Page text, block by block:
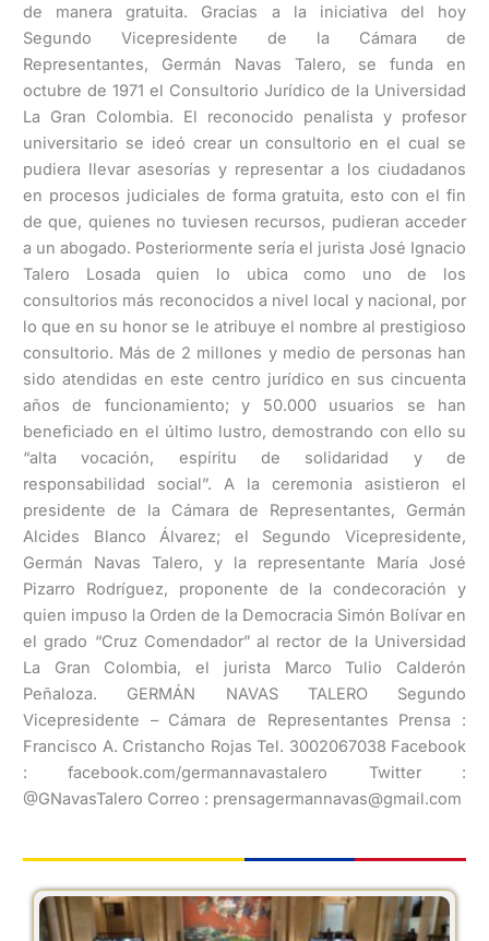
de manera gratuita. Gracias a la iniciativa del hoy
Segundo Vicepresidente de la Cámara de
Representantes, Germán Navas Talero, se funda en
octubre de 1971 el Consultorio Jurídico de la Universidad
La Gran Colombia. El reconocido penalista y profesor
universitario se ideó crear un consultorio en el cual se
pudiera llevar asesorías y representar a los ciudadanos
en procesos judiciales de forma gratuita, esto con el fin
de que, quienes no tuviesen recursos, pudieran acceder
a un abogado. Posteriormente sería el jurista José Ignacio
Talero Losada quien lo ubica como uno de los
consultorios más reconocidos a nivel local y nacional, por
lo que en su honor se le atribuye el nombre al prestigioso
consultorio. Más de 2 millones y medio de personas han
sido atendidas en este centro jurídico en sus cincuenta
años de funcionamiento; y 50.000 usuarios se han
beneficiado en el último lustro, demostrando con ello su
“alta vocación, espíritu de solidaridad y de
responsabilidad social”. A la ceremonia asistieron el
presidente de la Cámara de Representantes, Germán
Alcides Blanco Álvarez; el Segundo Vicepresidente,
Germán Navas Talero, y la representante María José
Pizarro Rodríguez, proponente de la condecoración y
quien impuso la Orden de la Democracia Simón Bolívar en
el grado “Cruz Comendador” al rector de la Universidad
La Gran Colombia, el jurista Marco Tulio Calderón
Peñaloza. GERMÁN NAVAS TALERO Segundo
Vicepresidente – Cámara de Representantes Prensa :
Francisco A. Cristancho Rojas Tel. 3002067038 Facebook
: facebook.com/germannavastalero Twitter :
@GNavasTalero Correo : prensagermannavas@gmail.com